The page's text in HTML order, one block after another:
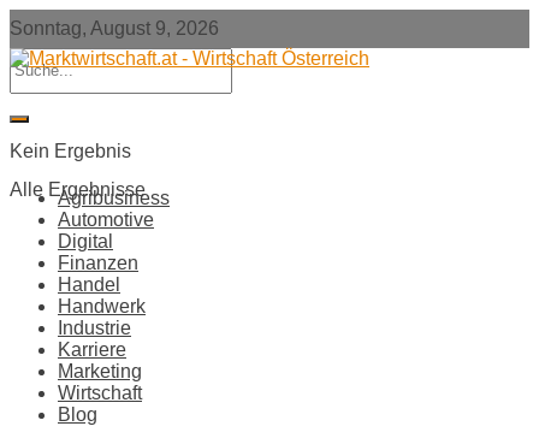
Sonntag, August 9, 2026
Kein Ergebnis
Alle Ergebnisse
Agribusiness
Automotive
Digital
Finanzen
Handel
Handwerk
Industrie
Karriere
Marketing
Wirtschaft
Blog